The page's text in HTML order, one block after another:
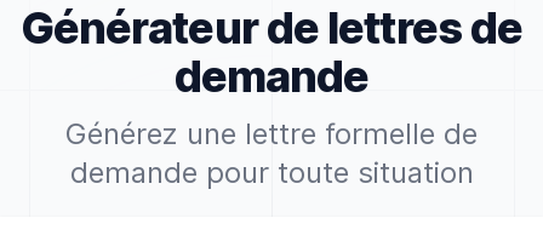
Générateur de lettres de
demande
Générez une lettre formelle de
demande pour toute situation